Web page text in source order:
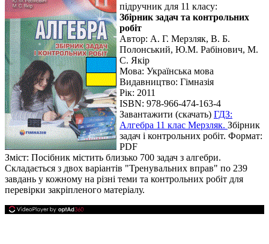
підручник для 11 класу:
Збірник задач та контрольних
робіт
Автор: А. Г. Мерзляк, В. Б.
Полонський, Ю.М. Рабінович, М.
С. Якір
Мова: Українська мова
Видавництво: Гімназія
Рік: 2011
ISBN: 978-966-474-163-4
Завантажити (скачать) ГДЗ:
Алгебра 11 клас Мерзляк. Збірник
задач і контрольних робіт. Формат:
PDF
Зміст: Посібник містить близько 700 задач з алгебри.
Складається з двох варіантів "Тренувальних вправ" по 239
завдань у кожному на різні теми та контрольних робіт для
перевірки закріпленого матеріалу.